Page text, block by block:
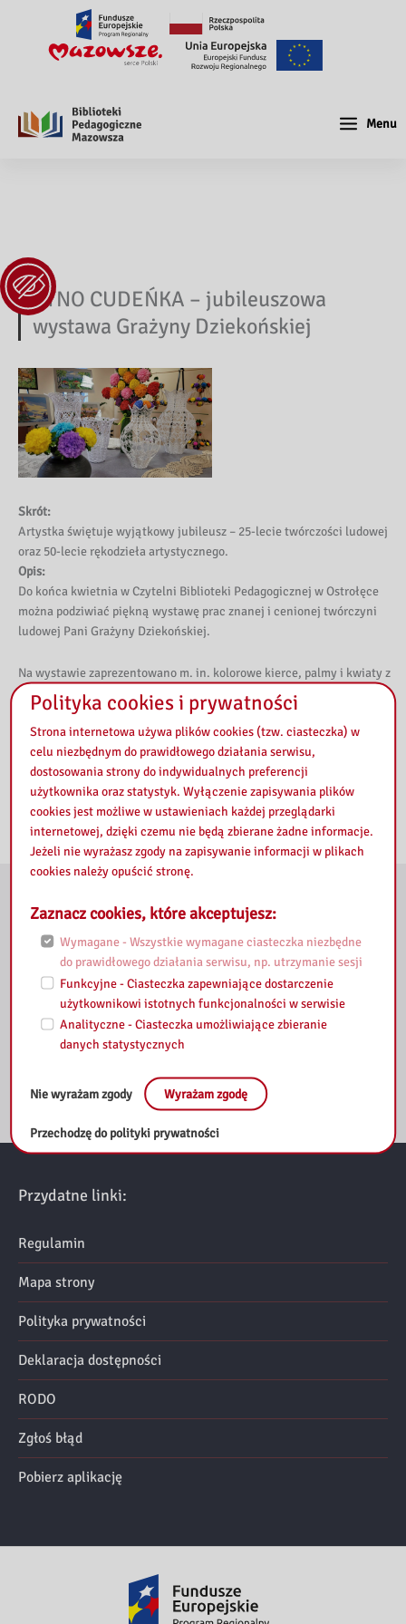
Menu
ETNO CUDEŃKA – jubileuszowa
wystawa Grażyny Dziekońskiej
Skrót:
Artystka świętuje wyjątkowy jubileusz – 25-lecie twórczości ludowej
oraz 50-lecie rękodzieła artystycznego.
Opis:
Do końca kwietnia w Czytelni Biblioteki Pedagogicznej w Ostrołęce
można podziwiać piękną wystawę prac znanej i cenionej twórczyni
ludowej Pani Grażyny Dziekońskiej.
Na wystawie zaprezentowano m. in. kolorowe kierce, palmy i kwiaty z
bibuły, koronkowe anioły i serwety oraz obrazy wykonane ściegiem
krzyżykowym.
Gratulujemy pięknego jubileuszu i wyjątkowej wystawy!
Miejsce:Biblioteka Pedagogiczna w Ostrołęce
Początek wydarzenia:10 kwietnia 2026, 00:00
Kontakt
Tel: 29 764 21 29 wew. 28
Przejdź do strony Partnera
Przydatne linki:
Regulamin
Mapa strony
Polityka prywatności
Deklaracja dostępności
RODO
Zgłoś błąd
Pobierz aplikację
Polityka cookies i prywatności
Strona internetowa używa plików cookies (tzw. ciasteczka) w
celu niezbędnym do prawidłowego działania serwisu,
dostosowania strony do indywidualnych preferencji
użytkownika oraz statystyk. Wyłączenie zapisywania plików
cookies jest możliwe w ustawieniach każdej przeglądarki
internetowej, dzięki czemu nie będą zbierane żadne informacje.
Jeżeli nie wyrażasz zgody na zapisywanie informacji w plikach
cookies należy opuścić stronę.
Zaznacz cookies, które akceptujesz:
Wymagane - Wszystkie wymagane ciasteczka niezbędne
do prawidłowego działania serwisu, np. utrzymanie sesji
Funkcyjne - Ciasteczka zapewniające dostarczenie
użytkownikowi istotnych funkcjonalności w serwisie
Analityczne - Ciasteczka umożliwiające zbieranie
danych statystycznych
Nie wyrażam zgody Wyrażam zgodę
Przechodzę do polityki prywatności